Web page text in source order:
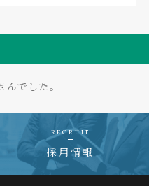
でした。
RECRUIT
採用情報